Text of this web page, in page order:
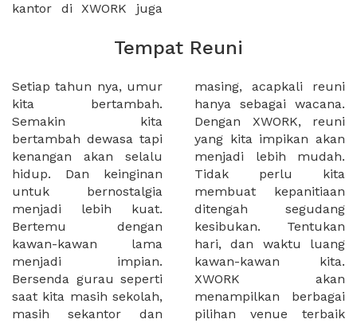
kantor di XWORK juga
Tempat Reuni
Setiap tahun nya, umur
kita bertambah.
Semakin kita
bertambah dewasa tapi
kenangan akan selalu
hidup. Dan keinginan
untuk bernostalgia
menjadi lebih kuat.
Bertemu dengan
kawan-kawan lama
menjadi impian.
Bersenda gurau seperti
saat kita masih sekolah,
masih sekantor dan
masing, acapkali reuni
hanya sebagai wacana.
Dengan XWORK, reuni
yang kita impikan akan
menjadi lebih mudah.
Tidak perlu kita
membuat kepanitiaan
ditengah segudang
kesibukan. Tentukan
hari, dan waktu luang
kawan-kawan kita.
XWORK akan
menampilkan berbagai
pilihan venue terbaik